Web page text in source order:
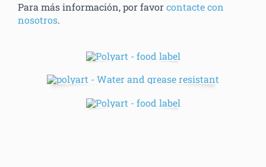
Para más información, por favorcontacte con
nosotros.